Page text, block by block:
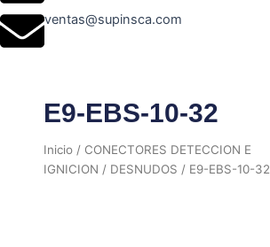
ventas@supinsca.com
E9-EBS-10-32
Inicio / CONECTORES DETECCION E
IGNICION / DESNUDOS / E9-EBS-10-32